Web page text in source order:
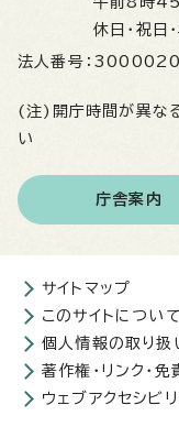
休日・祝日
法人番号：
(注)開庁時間が異な
い
庁舎案内
サイトマップ
このサイトについて
個人情報の取り扱
著作権・リンク・免
ウェブアクセシビ